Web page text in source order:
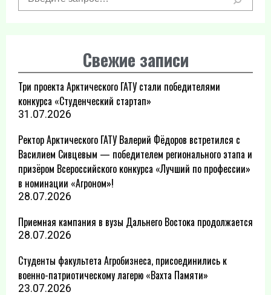
Свежие записи
Три проекта Арктического ГАТУ стали победителями
конкурса «Студенческий стартап»
31.07.2026
Ректор Арктического ГАТУ Валерий Фёдоров встретился с
Василием Сивцевым — победителем регионального этапа и
призёром Всероссийского конкурса «Лучший по профессии»
в номинации «Агроном»!
28.07.2026
Приемная кампания в вузы Дальнего Востока продолжается
28.07.2026
Студенты факультета Агробизнеса, присоединились к
военно-патриотическому лагерю «Вахта Памяти»
23.07.2026